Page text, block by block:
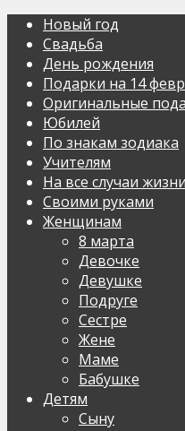
Новый год
Свадьба
День рождения
Подарки на 14
Оригинальные
Юбилей
По знакам зодиака
Учителям
На все случаи жизни
Своими руками
Женщинам
8 марта
Девочке
Девушке
Подруге
Сестре
Жене
Маме
Бабушке
Детям
Сыну